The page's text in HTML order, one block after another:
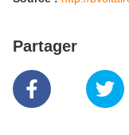
Partager